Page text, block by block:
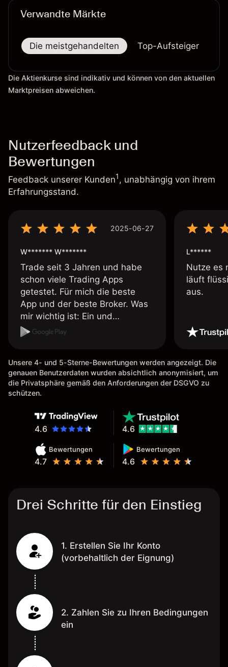
Verwandte Märkte
Die meistgehandelten Top-Aufsteiger
Die Aktienkurse sind indikativ und können von den aktuellen
Marktpreisen abweichen.
Nutzerfeedback und
Bewertungen
Feedback unserer Kunden1, unabhängig von ihrem
Erfahrungsstand.
2025-06-27
W******* W*******
Trade seit 3 Jahren und habe
schon viele Trading Apps
getestet. Für mich die beste
App und der beste Broker. Was
mir wichtig ist: Ein und
Auszahlungen per Kreditkarte
möglich. Berichte, Auszüge OK.
Eine Diagrammfunktion wie es
bei Naga ist wäre
L******
Nutze es
läuft
aus.
Unsere 4- und 5-Sterne-Bewertungen werden angezeigt. Die
genauen Benutzerdaten wurden absichtlich anonymisiert, um
die Privatsphäre gemäß den Anforderungen der DSGVO zu
schützen.
4.6
Bewertungen
4.7
Bewertungen
4.6
4.6
Drei Schritte für den Einstieg
1. Erstellen Sie Ihr Konto
(vorbehaltlich der Eignung)
2. Zahlen Sie zu Ihren Bedingungen
ein